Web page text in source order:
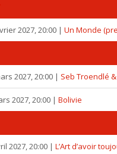
2027, 20:00 | Un Monde
2027, 20:00 | Seb Troendlé
2027, 20:00 | Bolivie
2027, 20:00 | L’Art d’avoir